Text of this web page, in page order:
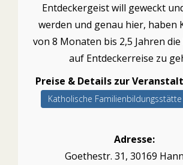
Entdeckergeist will geweckt
werden und genau hier, haben
von 8 Monaten bis 2,5 Jahren
auf Entdeckerreise zu
Preise & Details zur
Katholische
Adresse:
Goethestr. 31, 30169